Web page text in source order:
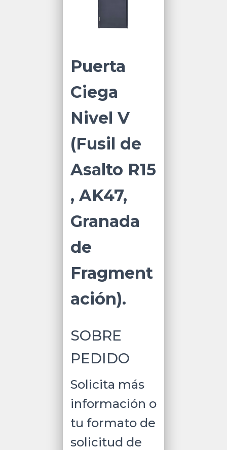
Puerta
Ciega
Nivel V
(Fusil de
Asalto R15
, AK47,
Granada
de
Fragment
ación).
SOBRE
PEDIDO
Solicita más
información o
tu formato de
solicitud de